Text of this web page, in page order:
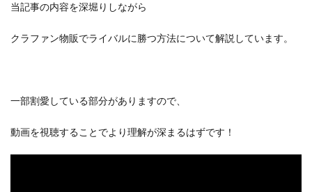
当記事の内容を深堀りしながら
クラファン物販でライバルに勝つ方法について解説しています。
一部割愛している部分がありますので、
動画を視聴することでより理解が深まるはずです！